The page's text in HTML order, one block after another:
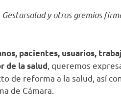
Gestarsalud y otros gremios
pacientes, usuarios,
de la salud , queremos
de reforma a la salud, así
de Cámara.